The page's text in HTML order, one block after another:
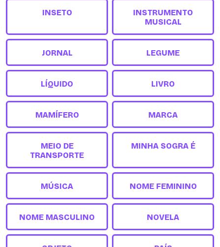
INSETO
INSTRUMENTO
MUSICAL
JORNAL LEGUME
LÍQUIDO LIVRO
MAMÍFERO MARCA
MEIO DE
TRANSPORTE
MINHA SOGRA É
MÚSICA NOME FEMININO
NOME MASCULINO NOVELA